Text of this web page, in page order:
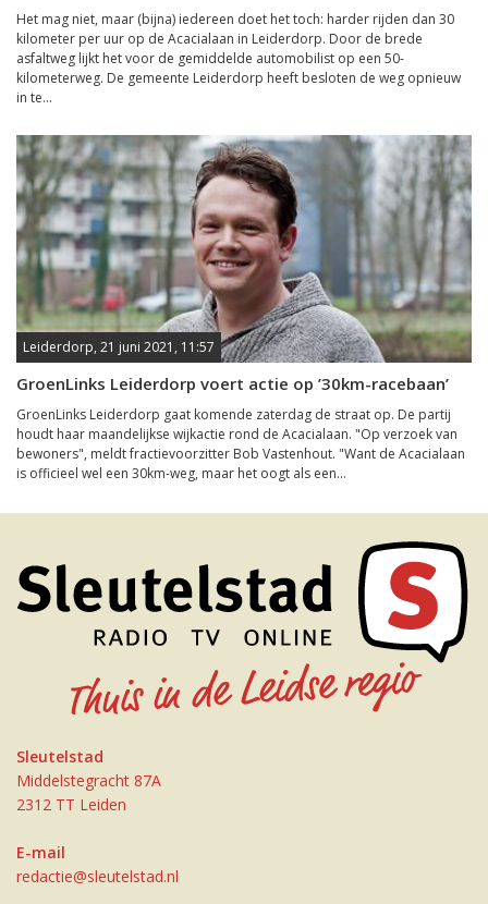
Het mag niet, maar (bijna) iedereen doet het toch: harder rijden dan 30
kilometer per uur op de Acacialaan in Leiderdorp. Door de brede
asfaltweg lijkt het voor de gemiddelde automobilist op een 50-
kilometerweg. De gemeente Leiderdorp heeft besloten de weg opnieuw
in te...
Leiderdorp, 21 juni 2021, 11:57
GroenLinks Leiderdorp voert actie op ’30km-racebaan’
GroenLinks Leiderdorp gaat komende zaterdag de straat op. De partij
houdt haar maandelijkse wijkactie rond de Acacialaan. "Op verzoek van
bewoners", meldt fractievoorzitter Bob Vastenhout. "Want de Acacialaan
is officieel wel een 30km-weg, maar het oogt als een...
Sleutelstad
Middelstegracht 87A
2312 TT Leiden
E-mail
redactie@sleutelstad.nl